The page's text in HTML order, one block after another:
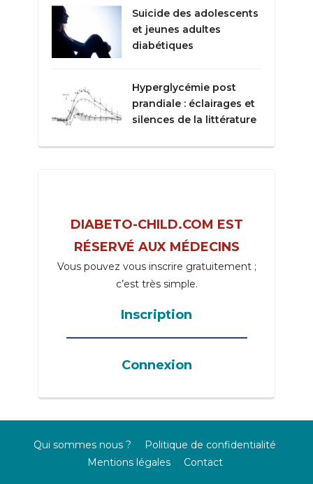
Suicide des adolescents
et jeunes adultes
diabétiques
Hyperglycémie post
prandiale : éclairages et
silences de la littérature
DIABETO-CHILD.COM EST
RÉSERVÉ AUX MÉDECINS
Vous pouvez vous inscrire gratuitement ;
c’est très simple.
Inscription
_____________________________________
Connexion
Qui sommes nous ?
Politique de confidentialité
Mentions légales
Contact